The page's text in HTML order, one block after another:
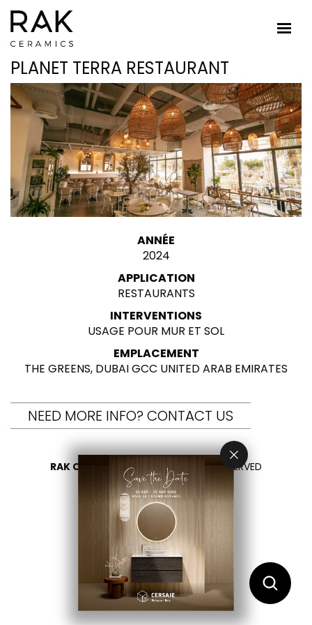
PLANET TERRA RESTAURANT
ANNÉE
2024
APPLICATION
RESTAURANTS
INTERVENTIONS
USAGE POUR MUR ET SOL
EMPLACEMENT
THE GREENS, DUBAI GCC UNITED ARAB EMIRATES
NEED MORE INFO? CONTACT US
RAK CERAMICS 2026 - ALL RIGHTS RESERVED
PRIVACY
CONTACTEZ NOUS
SÉLECTIONNEZ VOTRE PAYS
FR
EN